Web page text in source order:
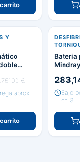
Y
€
aprox.
Bateria
Bajo
en 3